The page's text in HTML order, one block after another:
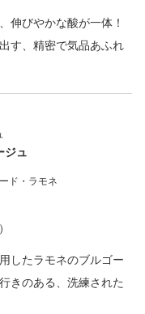
伸びやかな酸が一体！
す、精密で気品あふれ
ジュ
ド・ラモネ
したラモネのブルゴー
きのある、洗練された